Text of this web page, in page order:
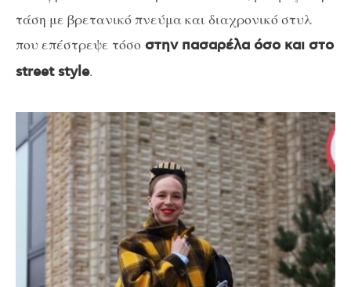
τάση με βρετανικό πνεύμα και διαχρονικό στυλ
που επέστρεψε τόσο στην πασαρέλα όσο και στο
street style.